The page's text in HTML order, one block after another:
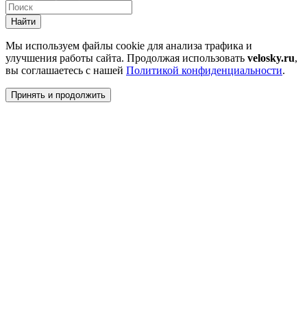
Найти
Мы используем файлы cookie для анализа трафика и
улучшения работы сайта. Продолжая использовать velosky.ru,
вы соглашаетесь с нашей Политикой конфиденциальности.
Принять и продолжить